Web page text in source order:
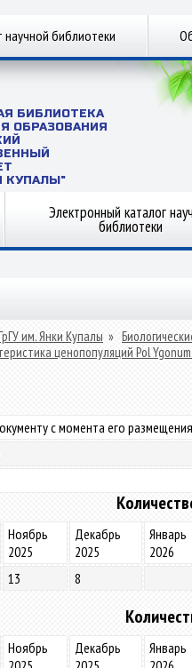
научной библиотеки
БИБЛИОТЕКА
ОБРАЗОВАНИЯ
КУПАЛЫ"
Электронный каталог
библиотеки
им. Янки Купалы »
ценопопуляций Pol
с момента его
Ноябрь
2025
Декабрь
2025
Январь
2026
13 8
Ноябрь
Декабрь
Январь